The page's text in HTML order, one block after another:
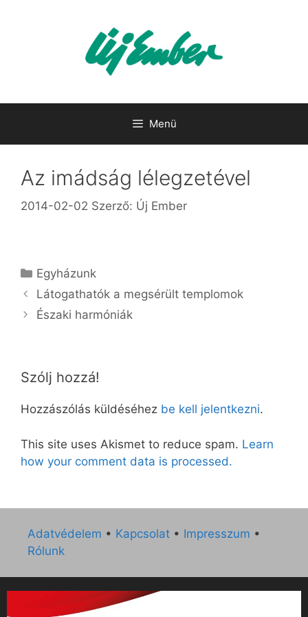
Menü
Az imádság lélegzetével
2014-02-02 Szerző: Új Ember
Kategória
Egyházunk
Látogathatók a megsérült templomok
Északi harmóniák
Szólj hozzá!
Hozzászólás küldéséhez be kell jelentkezni.
This site uses Akismet to reduce spam. Learn
how your comment data is processed.
Adatvédelem • Kapcsolat • Impresszum •
Rólunk